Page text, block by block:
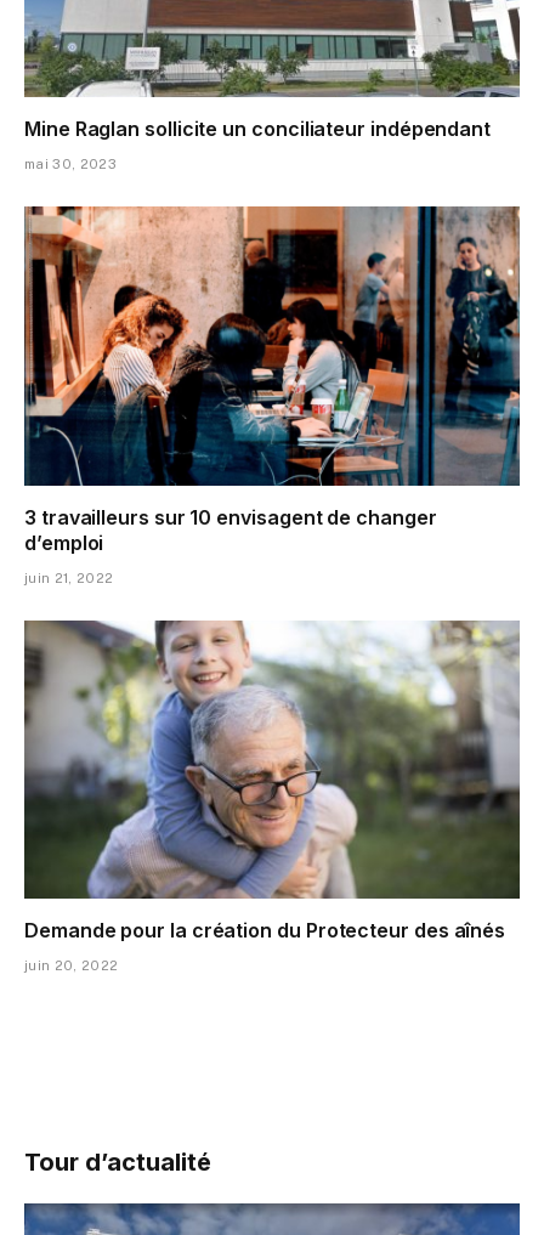
Mine Raglan sollicite un conciliateur indépendant
mai 30, 2023
3 travailleurs sur 10 envisagent de changer
d’emploi
juin 21, 2022
Demande pour la création du Protecteur des aînés
juin 20, 2022
Tour d’actualité